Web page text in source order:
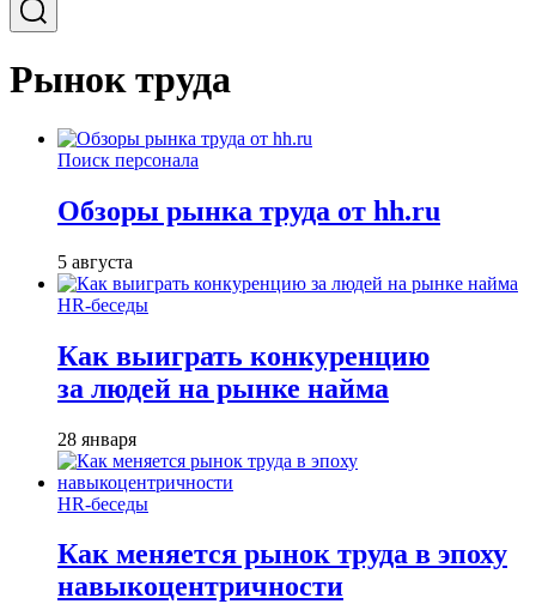
Рынок труда
Поиск персонала
Обзоры рынка труда от hh.ru
5 августа
HR-беседы
Как выиграть конкуренцию
за людей на рынке найма
28 января
HR-беседы
Как меняется рынок труда в эпоху
навыкоцентричности